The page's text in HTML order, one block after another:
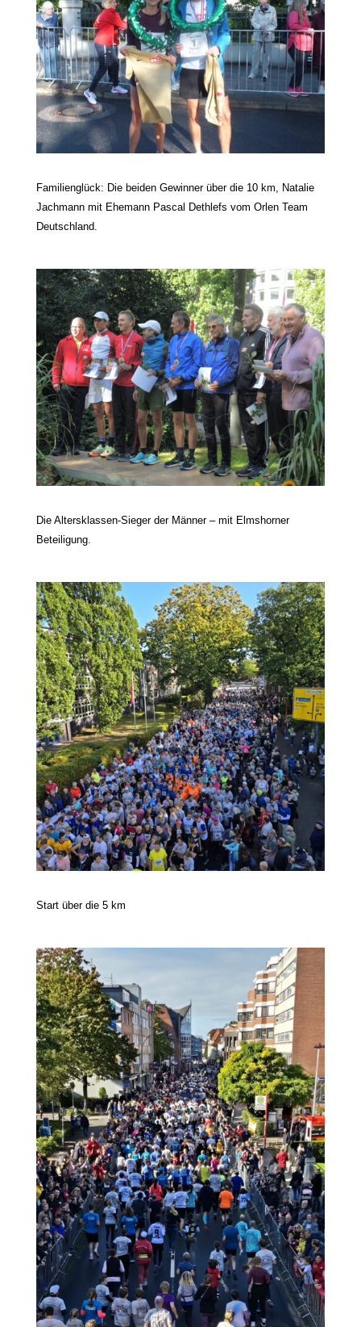
Familienglück: Die beiden Gewinner über die 10 km, Natalie
Jachmann mit Ehemann Pascal Dethlefs vom Orlen Team
Deutschland.
Die Altersklassen-Sieger der Männer – mit Elmshorner
Beteiligung.
Start über die 5 km